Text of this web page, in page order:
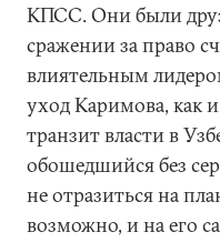
КПСС. Они были
сражении за право
влиятельным
уход Каримова, как
транзит власти в
обошедшийся без
не отразиться на
возможно, и на его